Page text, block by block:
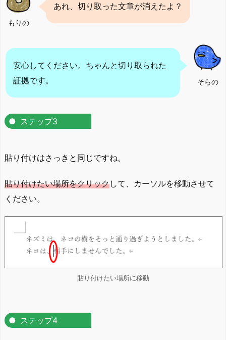
もりの
あれ、切り取った文章が消えたよ？
そらの
安心してください。ちゃんと切り取られた
証拠です。
ステップ3
貼り付けはさっきと同じですね。
貼り付けたい場所をクリックして、カーソルを移動させて
ください。
貼り付けたい場所に移動
ステップ4